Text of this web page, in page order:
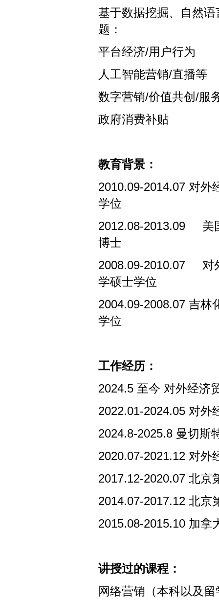
基于数据挖掘、自然
题：
平台经济/用户行为
人工智能营销/直播等
数字营销/价值共创 /服
政府消费补贴
教育背景：
2010.09-2014.07 对外
学位
2012.08-2013.09 美
博士
2008.09-2010.07 对
学硕士学位
2004.09-2008.07 吉林
学位
工作经历：
2024.5 至今 对外经济
2022.01-2024.05 对外
2024.8-2025.8 曼切斯
2020.07-2021.12 对外
2017.12-2020.07 北京
2014.07-2017.12 北京
2015.08-2015.10 加拿
讲授过的课程：
网络营销（本科以及